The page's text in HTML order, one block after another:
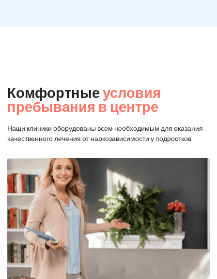
Комфортные условия
пребывания в центре
Наши клиники оборудованы всем необходимым для оказания
качественного лечения от наркозависимости у подростков